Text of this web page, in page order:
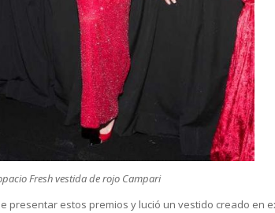
Fresh vestida de rojo Campari
presentar estos premios y lució un vestido creado en